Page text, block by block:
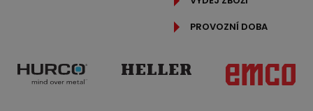
PROVOZNÍ DOBA